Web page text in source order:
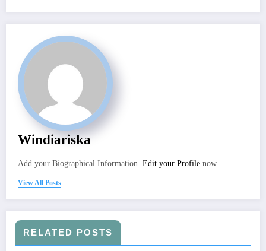
Windiariska
Add your Biographical Information. Edit your Profile now.
View All Posts
RELATED POSTS